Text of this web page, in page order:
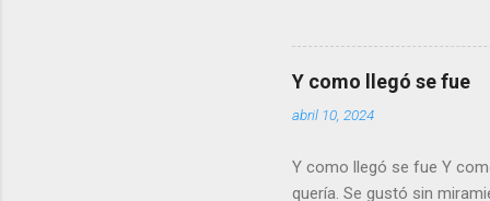
hecho de tener a tu amor
Cómo lentamente, con el
amigo o al amor de
escuchar su voz pero no
apagas la luz Y con suerte
Y como llegó se fue
abril 10, 2024
Y como llegó se fue Y
quería. Se gustó sin